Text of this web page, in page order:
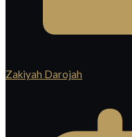
Zakiyah Darojah